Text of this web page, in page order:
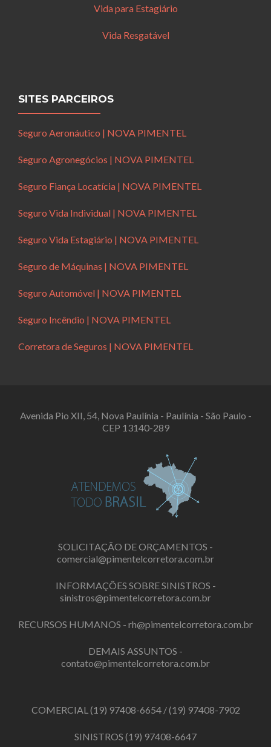
Vida para Estagiário
Vida Resgatável
SITES PARCEIROS
Seguro Aeronáutico | NOVA PIMENTEL
Seguro Agronegócios | NOVA PIMENTEL
Seguro Fiança Locatícia | NOVA PIMENTEL
Seguro Vida Individual | NOVA PIMENTEL
Seguro Vida Estagiário | NOVA PIMENTEL
Seguro de Máquinas | NOVA PIMENTEL
Seguro Automóvel | NOVA PIMENTEL
Seguro Incêndio | NOVA PIMENTEL
Corretora de Seguros | NOVA PIMENTEL
Avenida Pio XII, 54, Nova Paulínia - Paulínia - São Paulo -
CEP 13140-289
SOLICITAÇÃO DE ORÇAMENTOS -
comercial@pimentelcorretora.com.br
INFORMAÇÕES SOBRE SINISTROS -
sinistros@pimentelcorretora.com.br
RECURSOS HUMANOS - rh@pimentelcorretora.com.br
DEMAIS ASSUNTOS -
contato@pimentelcorretora.com.br
COMERCIAL(19) 97408-6654/(19) 97408-7902
SINISTROS (19) 97408-6647